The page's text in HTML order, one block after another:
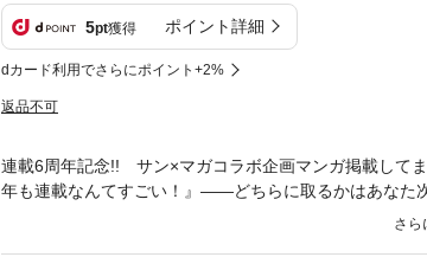
5pt獲得 ポイント詳細
dカード利用でさらにポイント+2%
返品不可
連載6周年記念!! サン×マガコラボ企画マンガ掲載して
年も連載なんてすごい！』――どちらに取るかはあなた
のか……。26集の絶望先生にも、「ご期待下さい!!」……